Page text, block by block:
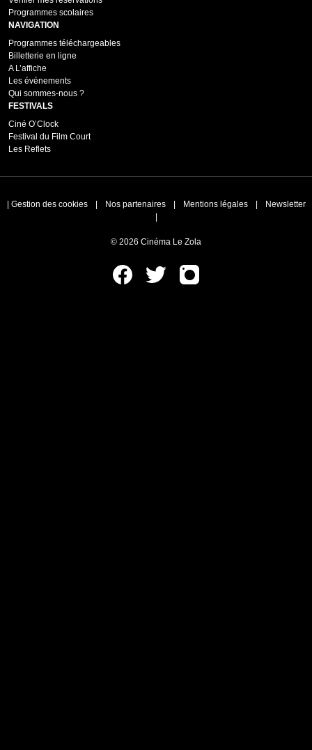
Programmes scolaires
NAVIGATION
Programmes téléchargeables
Billetterie en ligne
A L’affiche
Les événements
Qui sommes-nous ?
FESTIVALS
Ciné O’Clock
Festival du Film Court
Les Reflets
| Gestion des cookies | Nos partenaires | Mentions légales |
Newsletter
|
© 2026 Cinéma Le Zola